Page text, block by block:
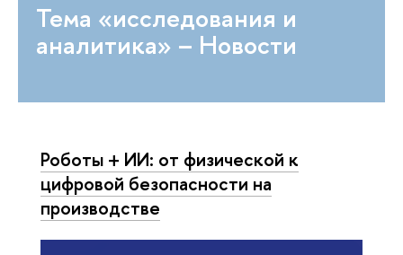
Тема «исследования и
аналитика» – Новости
Роботы + ИИ: от физической к
цифровой безопасности на
производстве